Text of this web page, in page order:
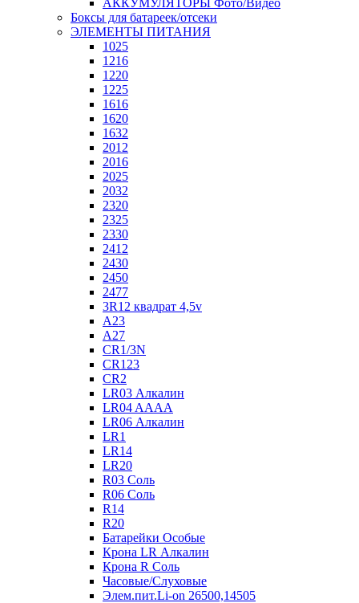
АККУМУЛЯТОРЫ Фото/Видео
Боксы для батареек/отсеки
ЭЛЕМЕНТЫ ПИТАНИЯ
1025
1216
1220
1225
1616
1620
1632
2012
2016
2025
2032
2320
2325
2330
2412
2430
2450
2477
3R12 квадрат 4,5v
A23
A27
CR1/3N
CR123
CR2
LR03 Алкалин
LR04 AAAA
LR06 Алкалин
LR1
LR14
LR20
R03 Соль
R06 Соль
R14
R20
Батарейки Особые
Крона LR Алкалин
Крона R Соль
Часовые/Слуховые
Элем.пит.Li-on 26500,14505